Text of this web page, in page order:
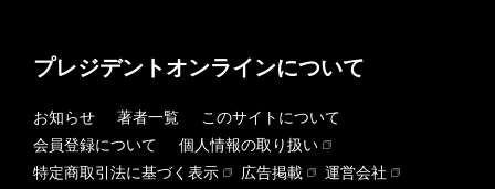
プレジデントオンラインについて
お知らせ 著者一覧
このサイトについて
会員登録について
個人情報の取り扱い
特定商取引法に基づく表示
広告掲載
運営会社